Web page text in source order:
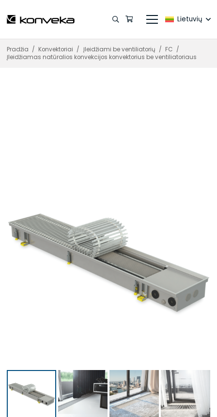
Lietuvių
Pradžia / Konvektoriai / Įleidžiami be ventiliatorių / FC /
Įleidžiamas natūralios konvekcijos konvektorius be ventiliatoriaus